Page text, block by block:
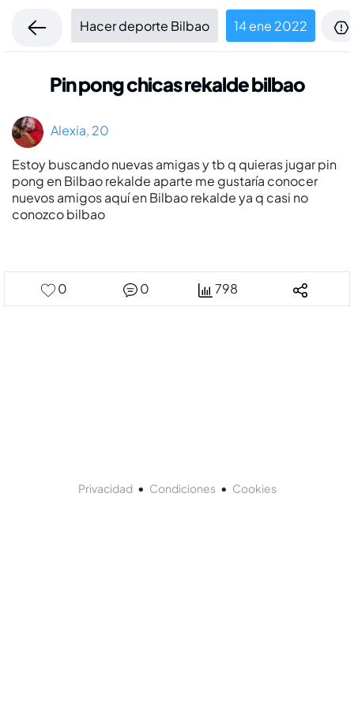
Hacer deporte Bilbao 14 ene 2022
Pin pong chicas rekalde bilbao
Alexia, 20
Estoy buscando nuevas amigas y tb q quieras jugar pin
pong en Bilbao rekalde aparte me gustarí­a conocer
nuevos amigos aquí­ en Bilbao rekalde ya q casi no
conozco bilbao
0 0 798
Privacidad• Condiciones• Cookies